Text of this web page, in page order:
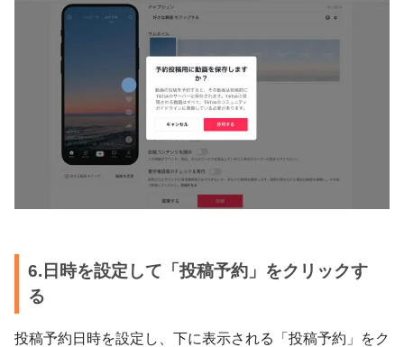
6.日時を設定して「投稿予約」をクリックす
る
投稿予約日時を設定し、下に表示される「投稿予約」をク